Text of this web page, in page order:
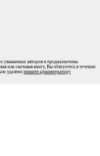
уважаемых авторов и предназначены
или скачивая книгу, Вы обязуетесь в течении
удалено пишите админитратору